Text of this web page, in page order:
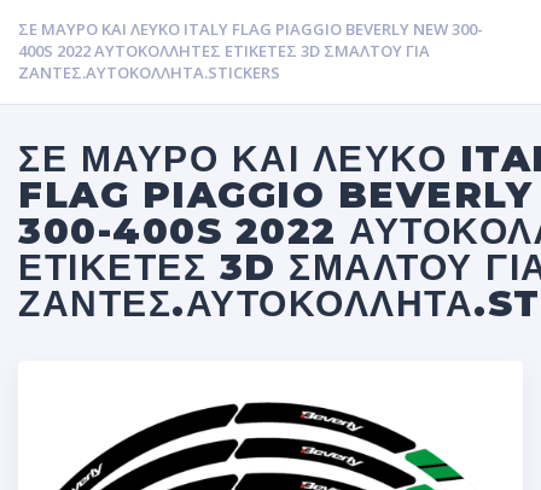
ΣΕ ΜΑΥΡΟ ΚΑΙ ΛΕΥΚΟ ITALY FLAG PIAGGIO BEVERLY NEW 300-
400S 2022 ΑΥΤΟΚΌΛΛΗΤΕΣ ΕΤΙΚΈΤΕΣ 3D ΣΜΆΛΤΟΥ ΓΙΑ
ΖΆΝΤΕΣ.ΑΥΤΟΚΌΛΛΗΤΑ.STICKERS
ΣΕ ΜΑΥΡΟ ΚΑΙ ΛΕΥΚΟ
FLAG PIAGGIO
300-400S 2022
ΕΤΙΚΈΤΕΣ 3D ΣΜΆΛΤΟΥ